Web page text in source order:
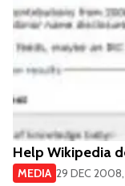
Help Wikipedia
MEDIA 29 DEC 2008,